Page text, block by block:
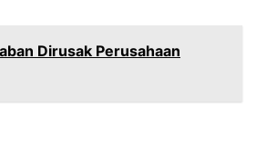
Dirusak Perusahaan